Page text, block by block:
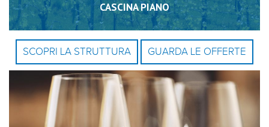
CASCINA PIANO
SCOPRI LA STRUTTURA GUARDA LE OFFERTE